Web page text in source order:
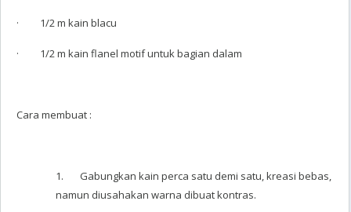
· 1/2 m kain blacu
· 1/2 m kain flanel motif untuk bagian dalam
Cara membuat :
1. Gabungkan kain perca satu demi satu, kreasi bebas,
namun diusahakan warna dibuat kontras.